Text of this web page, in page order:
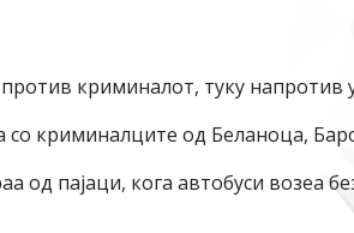
криминалот, туку напротив
криминалците од Беланоца,
од пајаци, кога автобуси возеа